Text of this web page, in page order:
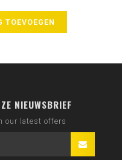
TOEVOEGEN
NIEUWSBRIEF
our latest offers